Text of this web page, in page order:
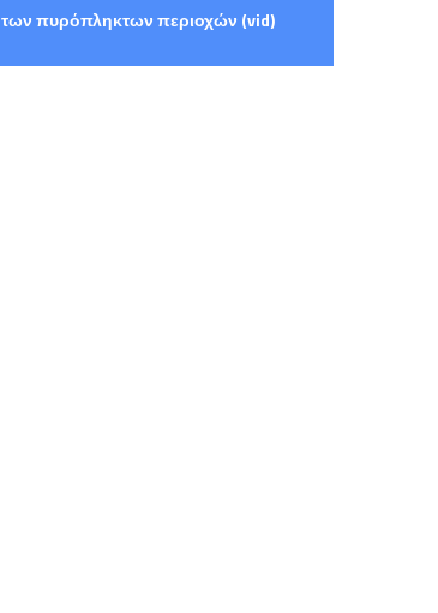
των πυρόπληκτων περιοχών (vid)